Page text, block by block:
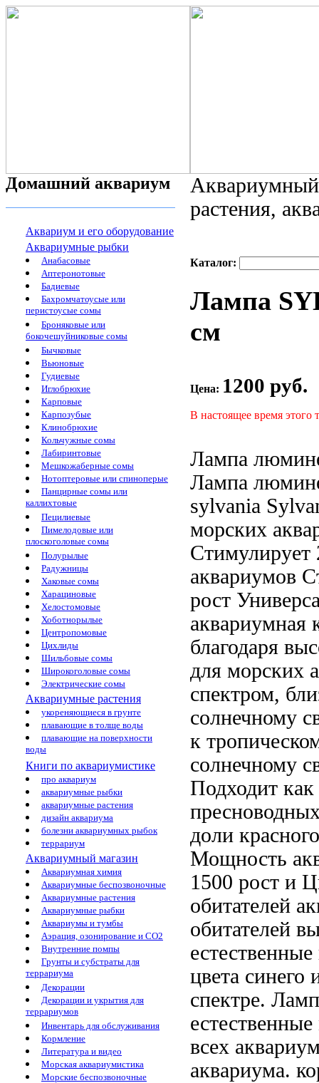
Домашний аквариум
Аквариум и его оборудование
Аквариумные рыбки
Анабасовые
Аптеронотовые
Бадиевые
Бахромчатоусые или
перистоусые сомы
Броняковые или
бокочешуйниковые сомы
Бычковые
Вьюновые
Гудиевые
Иглобрюхие
Карповые
Карпозубые
Клинобрюхие
Кольчужные сомы
Лабиринтовые
Мешкожаберные сомы
Нотоптеровые или спиноперые
Панцирные сомы или
каллихтовые
Пецилиевые
Пимелодовые или
плоскоголовые сомы
Полурылые
Радужницы
Хаковые сомы
Харациновые
Хелостомовые
Хоботнорылые
Центропомовые
Цихлиды
Шильбовые сомы
Широкоголовые сомы
Электрические сомы
Аквариумные растения
укореняющиеся в грунте
плавающие в толще воды
плавающие на поверхности
воды
Книги по аквариумистике
про аквариум
аквариумные рыбки
аквариумные растения
дизайн аквариума
болезни аквариумных рыбок
террариум
Аквариумный магазин
Аквариумная химия
Аквариумные беспозвоночные
Аквариумные растения
Аквариумные рыбки
Аквариумы и тумбы
Аэрация, озонирование и CO2
Внутренние помпы
Грунты и субстраты для
террариума
Декорации
Декорации и укрытия для
террариумов
Инвентарь для обслуживания
Кормление
Литература и видео
Морская аквариумистика
Морские беспозвоночные
растения,
Каталог:
Лампа
см
Цена: 1200 руб.
В настоящее время этого
Лампа
Лампа
sylvania
морских
Стимулирует
аквариумов
рост
аквариумная
благодаря
для морских
спектром,
солнечному
к
солнечному
Подходит как
доли красного
Мощность
1500 рост и
обитателей
обитателей
естественные
цвета синего
спектре.
естественные
всех
аквариума.